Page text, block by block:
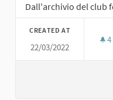
Dall'archivio del club
CREATED AT
22/03/2022
4